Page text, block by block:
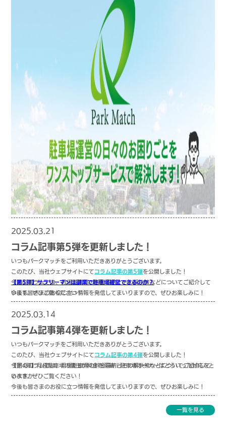
2025.03.21
コラム記事第5弾を更新しました！
いつもパークマッチをご利用いただきありがとうございます。
このたび、当社ウェブサイトにて コラム記事の第5弾を公開しました！
今回のコラムでは、月極駐車場の料金滞納とその解決策などについてご紹介して
います。ぜひご覧ください！
今回は、サラリーマンの方々は副業で駐車場経営ができるのかをご紹介します！
【第5弾】サラリーマンは副業で駐車場経営できるのか？
今後も皆さまのお役に立つ情報を発信してまいりますので、ぜひお楽しみに！
2025.03.14
コラム記事第4弾を更新しました！
いつもパークマッチをご利用いただきありがとうございます。
このたび、当社ウェブサイトにて コラム記事の第4弾を公開しました！
今回のコラムでは、月極駐車場の料金滞納とその解決策などについてご紹介して
います。ぜひご覧ください！
【第4弾】月極駐車場の借主が料金を滞納！駐車場オーナーはどういった対応をと
るべきか
今後も皆さまのお役に立つ情報を発信してまいりますので、ぜひお楽しみに！
一覧を見る